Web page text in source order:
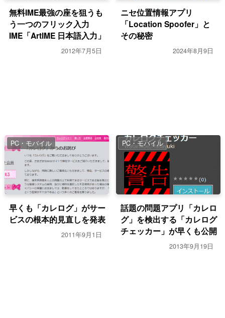
無料IME最強の座を狙うも
う一つのフリック入力
IME「ArtIME 日本語入力」
2012年7月5日
ニセ位置情報アプリ
「Location Spoofer」と
その秘密
2024年8月9日
PC・モバイル
早くも「カレログ」がサー
ビスの根本的見直しを発表
2011年9月1日
PC・モバイル
話題の問題アプリ「カレロ
グ」を検出する「カレログ
チェッカー」が早くも公開
2013年9月19日